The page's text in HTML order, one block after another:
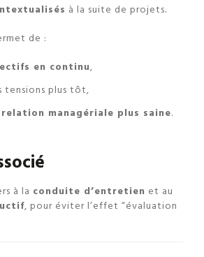
à la suite de projets.
de :
en continu,
tensions plus tôt,
relation managériale plus saine.
à la conduite d’entretien et au
, pour éviter l’effet “évaluation